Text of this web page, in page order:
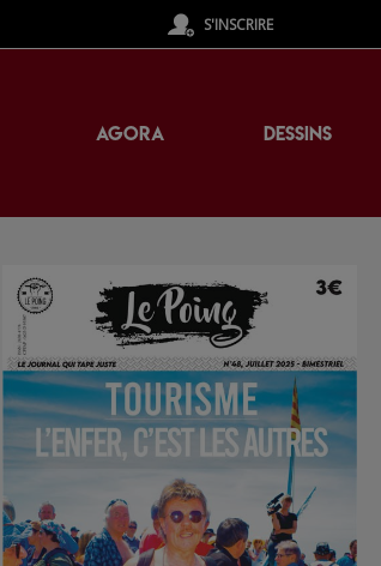
S'INSCRIRE
AGORA DESSINS